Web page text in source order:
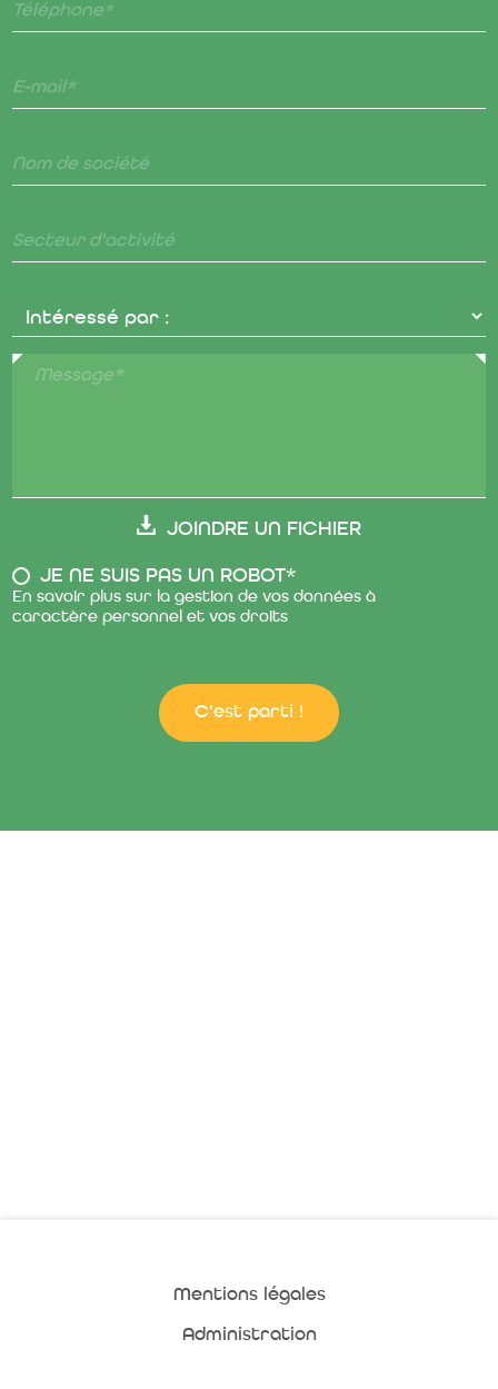
Téléphone*
E-mail*
Nom de société
Secteur d'activité
Message*
JOINDRE UN FICHIER
JE NE SUIS PAS UN ROBOT*
En savoir plus sur la gestion de vos données à
caractère personnel et vos droits
C'est parti !
Mentions légales
Administration